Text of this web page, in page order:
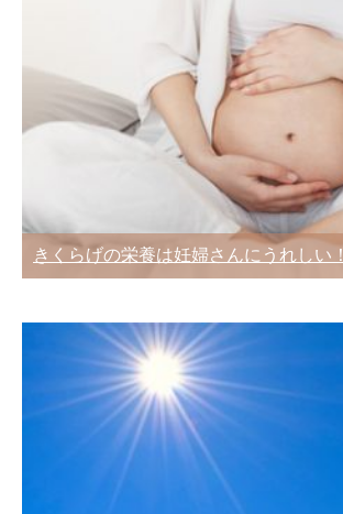
きくらげの栄養は妊婦さんにうれしい！